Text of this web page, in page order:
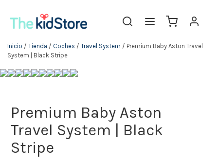
Inicio / Tienda / Coches / Travel System / Premium Baby Aston Travel
System | Black Stripe
Premium Baby Aston
Travel System | Black
Stripe